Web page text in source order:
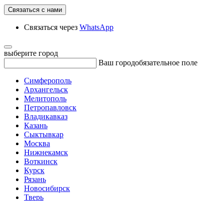
Связаться с нами
Связаться через WhatsApp
выберите город
Ваш городобязательное поле
Симферополь
Архангельск
Мелитополь
Петропавловск
Владикавказ
Казань
Сыктывкар
Москва
Нижнекамск
Воткинск
Курск
Рязань
Новосибирск
Тверь